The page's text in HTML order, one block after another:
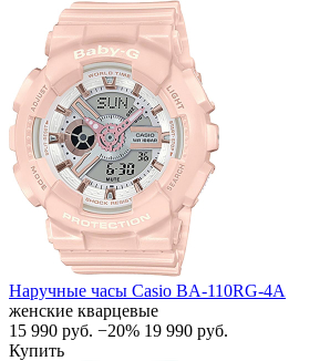
Наручные часы Casio BA-110RG-4A
женские кварцевые
15 990 руб. −20% 19 990 руб.
Купить